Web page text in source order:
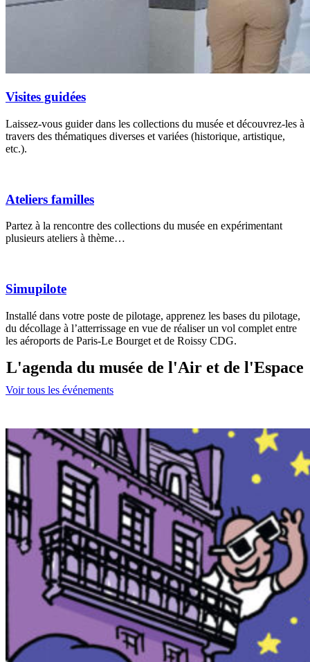
Visites guidées
Laissez-vous guider dans les collections du musée et découvrez-les à
travers des thématiques diverses et variées (historique, artistique,
etc.).
Ateliers familles
Partez à la rencontre des collections du musée en expérimentant
plusieurs ateliers à thème…
Simupilote
Installé dans votre poste de pilotage, apprenez les bases du pilotage,
du décollage à l’atterrissage en vue de réaliser un vol complet entre
les aéroports de Paris-Le Bourget et de Roissy CDG.
L'agenda du musée de l'Air et de l'Espace
Voir tous les événements